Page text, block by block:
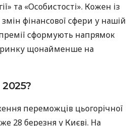
та «Особистості». Кожен із
фінансової сфери у нашій
сформують напрямок
ринку щонайменше на
переможців цьогорічної
28 березня у Києві. На